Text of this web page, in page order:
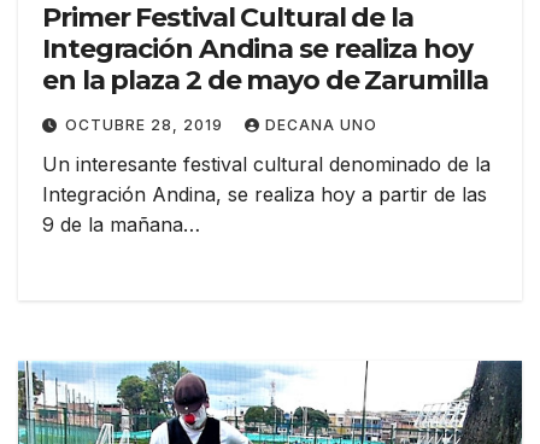
Primer Festival Cultural de la
Integración Andina se realiza hoy
en la plaza 2 de mayo de Zarumilla
OCTUBRE 28, 2019 DECANA UNO
Un interesante festival cultural denominado de la
Integración Andina, se realiza hoy a partir de las
9 de la mañana…